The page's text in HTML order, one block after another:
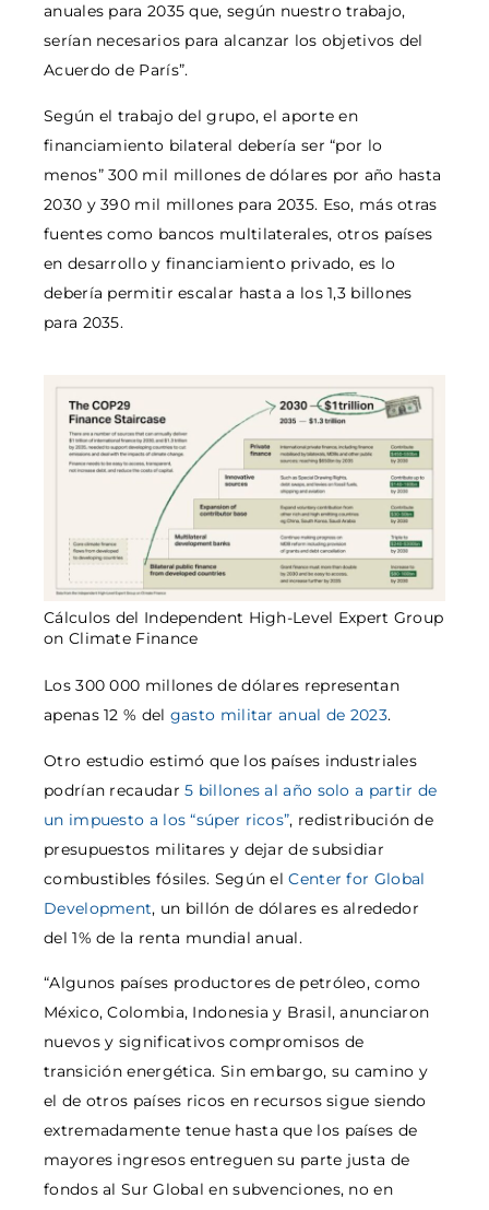
anuales para 2035 que, según nuestro trabajo,
serían necesarios para alcanzar los objetivos del
Acuerdo de París”.
Según el trabajo del grupo, el aporte en
financiamiento bilateral debería ser “por lo
menos” 300 mil millones de dólares por año hasta
2030 y 390 mil millones para 2035. Eso, más otras
fuentes como bancos multilaterales, otros países
en desarrollo y financiamiento privado, es lo
debería permitir escalar hasta a los 1,3 billones
para 2035.
Cálculos del Independent High-Level Expert Group
on Climate Finance
Los 300 000 millones de dólares representan
apenas 12 % del gasto militar anual de 2023.
Otro estudio estimó que los países industriales
podrían recaudar5 billones al año solo a partir de
un impuesto a los “súper ricos”, redistribución de
presupuestos militares y dejar de subsidiar
combustibles fósiles. Según elCenter for Global
Development, un billón de dólares es alrededor
del 1% de la renta mundial anual.
“Algunos países productores de petróleo, como
México, Colombia, Indonesia y Brasil, anunciaron
nuevos y significativos compromisos de
transición energética. Sin embargo, su camino y
el de otros países ricos en recursos sigue siendo
extremadamente tenue hasta que los países de
mayores ingresos entreguen su parte justa de
fondos al Sur Global en subvenciones, no en